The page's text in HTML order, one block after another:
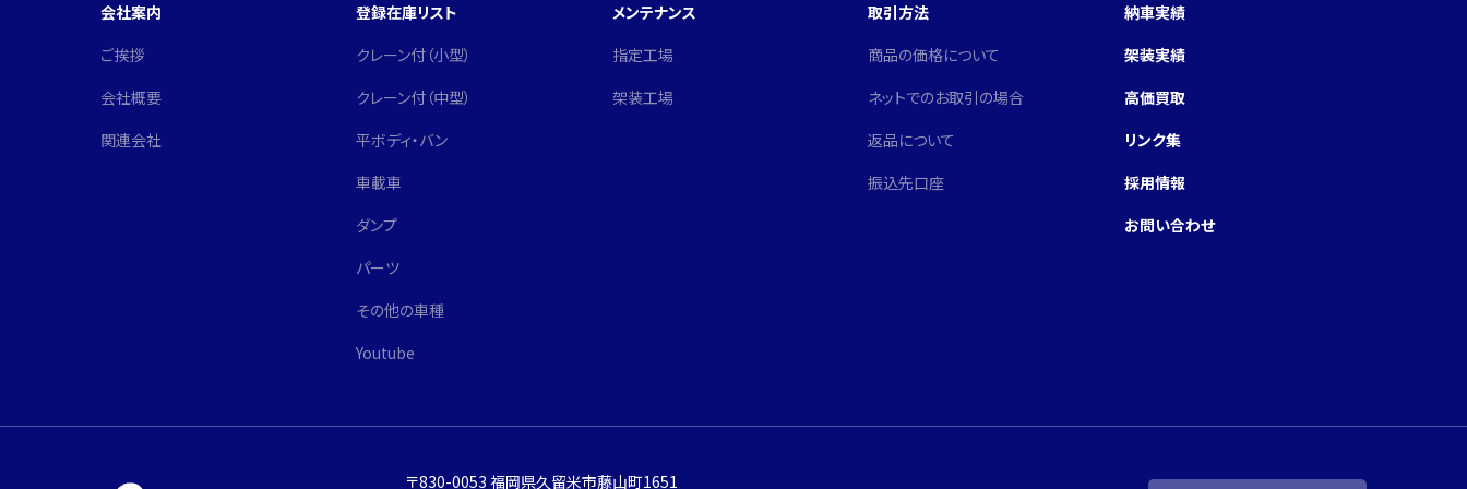
会社案内
ご挨拶
会社概要
関連会社
登録在庫リスト
クレーン付（小型）
クレーン付（中型）
平ボディ・バン
車載車
ダンプ
パーツ
その他の車種
Youtube
メンテナンス
指定工場
架装工場
取引方法
商品の価格について
ネットでのお取引の場合
返品について
振込先口座
納車実績
架装実績
高価買取
リンク集
採用情報
お問い合わせ
〒830-0053 福岡県久留米市藤山町1651